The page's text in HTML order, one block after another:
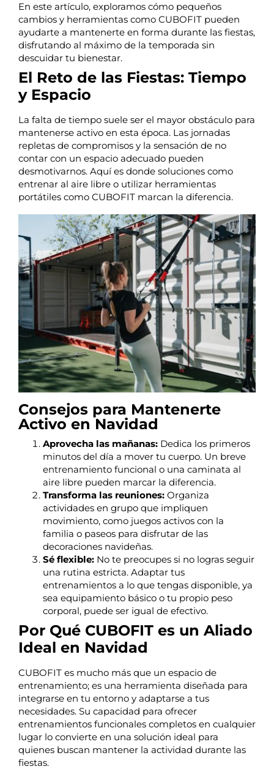
En este artículo, exploramos cómo pequeños
cambios y herramientas como CUBOFIT pueden
ayudarte a mantenerte en forma durante las fiestas,
disfrutando al máximo de la temporada sin
descuidar tu bienestar.
El Reto de las Fiestas: Tiempo
y Espacio
La falta de tiempo suele ser el mayor obstáculo para
mantenerse activo en esta época. Las jornadas
repletas de compromisos y la sensación de no
contar con un espacio adecuado pueden
desmotivarnos. Aquí es donde soluciones como
entrenar al aire libre o utilizar herramientas
portátiles como CUBOFIT marcan la diferencia.
Consejos para Mantenerte
Activo en Navidad
Aprovecha las mañanas: Dedica los primeros
minutos del día a mover tu cuerpo. Un breve
entrenamiento funcional o una caminata al
aire libre pueden marcar la diferencia.
Transforma las reuniones: Organiza
actividades en grupo que impliquen
movimiento, como juegos activos con la
familia o paseos para disfrutar de las
decoraciones navideñas.
Sé flexible: No te preocupes si no logras seguir
una rutina estricta. Adaptar tus
entrenamientos a lo que tengas disponible, ya
sea equipamiento básico o tu propio peso
corporal, puede ser igual de efectivo.
Por Qué CUBOFIT es un Aliado
Ideal en Navidad
CUBOFIT es mucho más que un espacio de
entrenamiento; es una herramienta diseñada para
integrarse en tu entorno y adaptarse a tus
necesidades. Su capacidad para ofrecer
entrenamientos funcionales completos en cualquier
lugar lo convierte en una solución ideal para
quienes buscan mantener la actividad durante las
fiestas.